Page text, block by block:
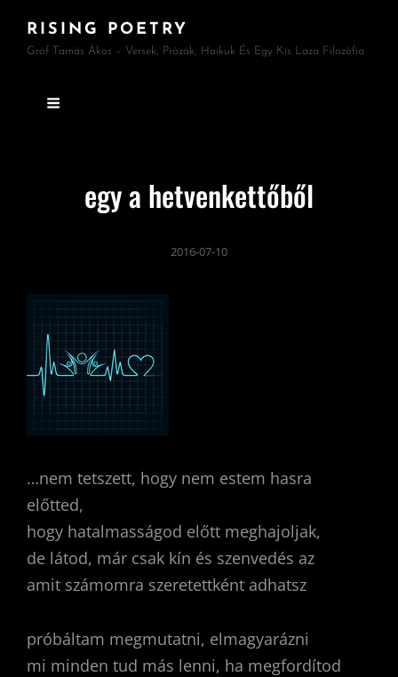
RISING POETRY
Gróf Tamás Ákos – Versek, Prózák, Haikuk És Egy Kis Laza Filozófia
egy a hetvenkettőből
2016-07-10
…nem tetszett, hogy nem estem hasra
előtted,
hogy hatalmasságod előtt meghajoljak,
de látod, már csak kín és szenvedés az
amit számomra szeretettként adhatsz
próbáltam megmutatni, elmagyarázni
mi minden tud más lenni, ha megfordítod